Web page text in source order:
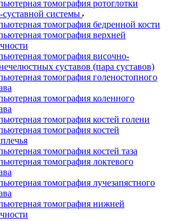
томография ротоглотки
системы
томография бедренной кости
томография верхней
томография височно-
суставов (пара суставов)
томография голеностопного
томография коленного
томография костей голени
томография костей
томография костей таза
томография локтевого
томография лучезапястного
томография нижней